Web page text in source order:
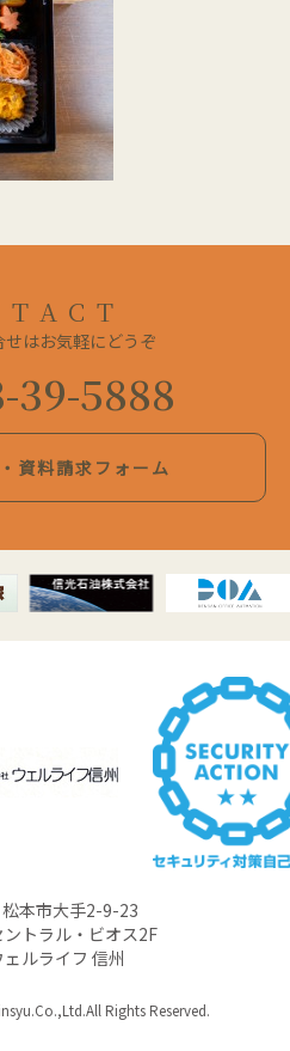
せはお気軽にどうぞ
39-5888
資料請求フォーム
本市大手2-9-23
トラル・ビオス2F
ルライフ 信州
Rights Reserved.